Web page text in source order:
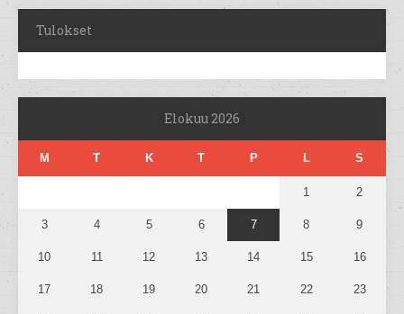
Tulokset
Elokuu 2026
M T K T P L S
1 2
3 4 5 6 7 8 9
10 11 12 13 14 15 16
17 18 19 20 21 22 23